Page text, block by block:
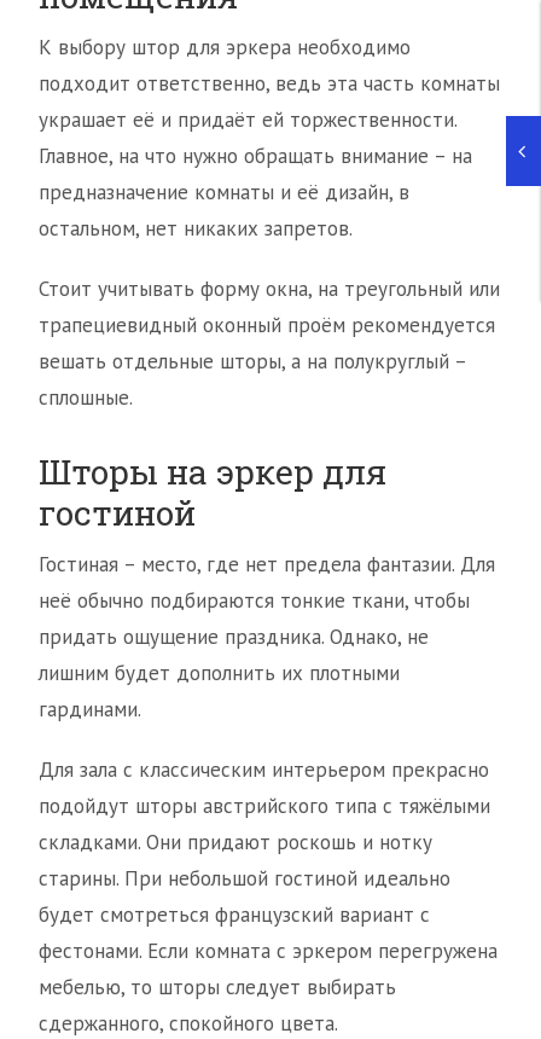
К выбору штор для эркера необходимо
подходит ответственно, ведь эта часть комнаты
украшает её и придаёт ей торжественности.
Главное, на что нужно обращать внимание – на
предназначение комнаты и её дизайн, в
остальном, нет никаких запретов.
Стоит учитывать форму окна, на треугольный или
трапециевидный оконный проём рекомендуется
вешать отдельные шторы, а на полукруглый –
сплошные.
Шторы на эркер для
гостиной
Гостиная – место, где нет предела фантазии. Для
неё обычно подбираются тонкие ткани, чтобы
придать ощущение праздника. Однако, не
лишним будет дополнить их плотными
гардинами.
Для зала с классическим интерьером прекрасно
подойдут шторы австрийского типа с тяжёлыми
складками. Они придают роскошь и нотку
старины. При небольшой гостиной идеально
будет смотреться французский вариант с
фестонами. Если комната с эркером перегружена
мебелью, то шторы следует выбирать
сдержанного, спокойного цвета.